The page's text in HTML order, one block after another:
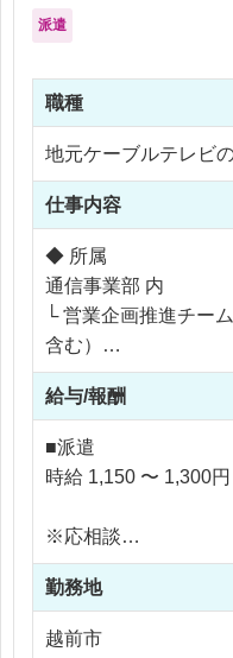
派遣
職種
地元ケーブルテレビ
仕事内容
◆ 所属
通信事業部 内
└ 営業企画推進チー
含む）
◆ 業務の主な役割
通信サービス（イン
促活動を支える 販促
当。
＜販促物の制作業務＞
WEB広告用バナー制作
Adobe Premiere を使
LINE公式アカウント
て内製）
給与/報酬
■派遣
時給 1,150 〜 1,300円
※応相談
※ご経験により優遇
※交通費支給
※残業なし
勤務地
越前市